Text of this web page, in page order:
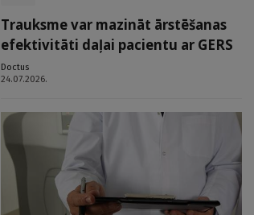
Trauksme var mazināt ārstēšanas
efektivitāti daļai pacientu ar GERS
Doctus
24.07.2026.